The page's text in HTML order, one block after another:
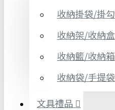
收納掛袋/掛勾
收納架/收納盒
收納籃/收納箱
收納袋/手提袋
文具禮品